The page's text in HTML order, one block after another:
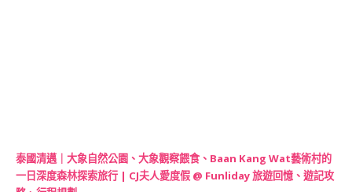
泰國清邁｜大象自然公園、大象觀察餵食、Baan Kang Wat藝術村的
一日深度森林探索旅行 | CJ夫人愛度假 @ Funliday 旅遊回憶、遊記攻